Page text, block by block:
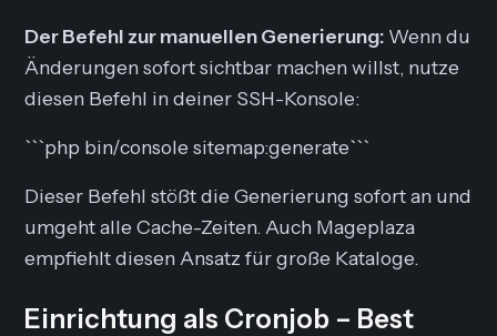
Der Befehl zur manuellen Generierung: Wenn du
Änderungen sofort sichtbar machen willst, nutze
diesen Befehl in deiner SSH-Konsole:
```php bin/console sitemap:generate```
Dieser Befehl stößt die Generierung sofort an und
umgeht alle Cache-Zeiten. Auch Mageplaza
empfiehlt diesen Ansatz für große Kataloge.
Einrichtung als Cronjob – Best